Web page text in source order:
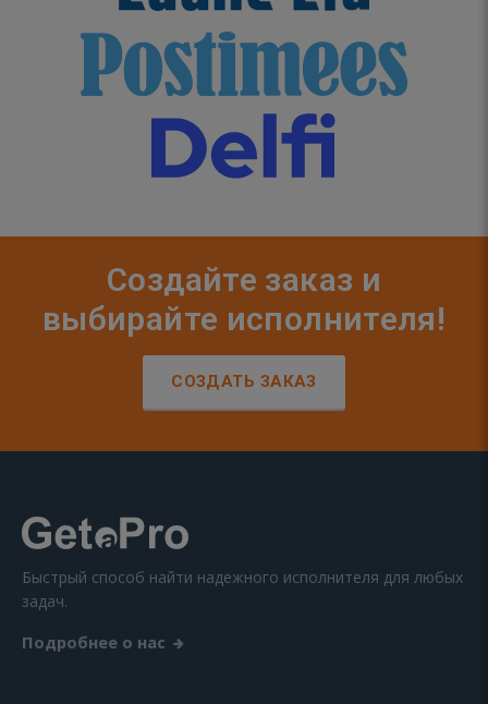
Создайте заказ и
выбирайте исполнителя!
СОЗДАТЬ ЗАКАЗ
Быстрый способ найти надежного исполнителя для любых
задач.
Подробнее о нас